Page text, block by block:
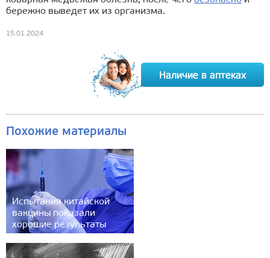
бережно выведет их из организма.
15.01.2024
Похожие материалы
Испытания китайской
вакцины показали
хорошие результаты